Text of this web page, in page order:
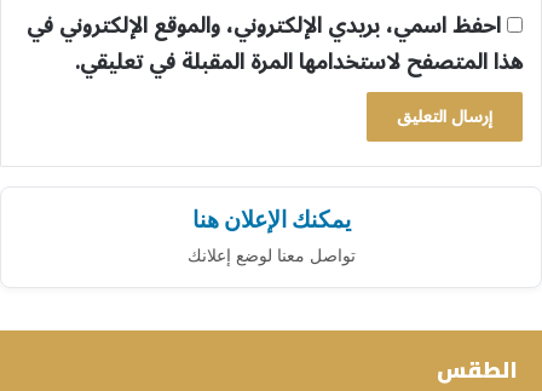
احفظ اسمي، بريدي الإلكتروني، والموقع الإلكتروني في
هذا المتصفح لاستخدامها المرة المقبلة في تعليقي.
يمكنك الإعلان هنا
تواصل معنا لوضع إعلانك
الطقس